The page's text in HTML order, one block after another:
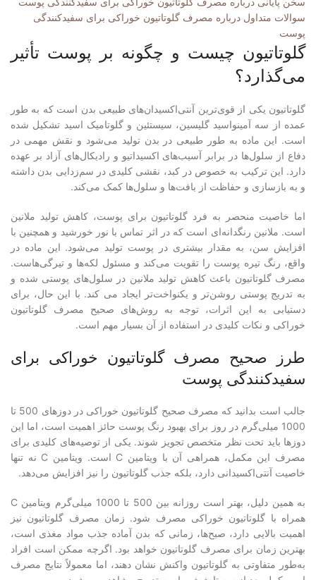
سوالات متداول درباره مصرف گلوتاتیون خوراکی برای سفیدکنندگی
پوست
گلوتاتیون چیست و چگونه بر پوست تأثیر
می‌گذارد؟
گلوتاتیون یکی از قوی‌ترین آنتی‌اکسیدان‌های طبیعی بدن است که به طور
عمده از سه آمینواسید گلیسین، سیستئین و گلوتامیک اسید تشکیل شده
است. این ماده به طور طبیعی در بدن تولید می‌شود و نقش مهمی در
دفاع از سلول‌ها در برابر آسیب‌های اکسیداتیو و رادیکال‌های آزاد بر عهده
دارد. این ترکیب به خصوص در کبد، نقشی کلیدی در سم‌زدایی بدن داشته
و به بازسازی و حفاظت از بافت‌ها و سلول‌ها کمک می‌کند.
اما خاصیت منحصر به فرد گلوتاتیون برای پوست، کاهش تولید ملانین
است. ملانین رنگدانه‌ای است که در اثر تماس با نور خورشید و همچنین با
افزایش سن، به مقدار بیشتری در پوست تولید می‌شود. این ماده در
واقع، رنگ تیره پوست را تقویت می‌کند و مسئول لکه‌ها و تیرگی‌هاست.
مصرف گلوتاتیون باعث کاهش تولید ملانین در سلول‌های پوستی شده و
به تدریج پوستی روشن‌تر و یکنواخت‌تر ایجاد می کند. با این حال، برای
دستیابی به این اثرات، توجه به روش‌های صحیح مصرف گلوتاتیون
خوراکی و نکات کلیدی در استفاده از آن بسیار مهم است.
طرز صحیح مصرف گلوتاتیون خوراکی برای
سفیدکنندگی پوست
جالب است بدانید که مصرف صحیح گلوتاتیون خوراکی در دوزهای 500 تا
1000 میلی‌گرم در روز برای بهبود رنگ پوست حائز اهمیت است، اما این
دوزها باید تحت نظر متخصص تجویز شوند. یکی از توصیه‌های کلیدی برای
مصرف این مکمل، همراهی آن با ویتامین C است. ویتامین C نه تنها
خاصیت آنتی‌اکسیدانی دارد، بلکه جذب گلوتاتیون را نیز افزایش می‌دهد.
به همین دلیل، بهتر است روزانه بین 500 تا 1000 میلی‌گرم ویتامین C
همراه با گلوتاتیون خوراکی مصرف شود. زمان مصرف گلوتاتیون نیز
اهمیت بالایی دارد، صبح‌ها، زمانی که بدن آماده جذب مواد مغذی است،
بهترین زمان برای مصرف گلوتاتیون خواهد بود. اگرچه ممکن است افراد
به‌طور متفاوتی به گلوتاتیون واکنش نشان دهند، اما معمولاً نتایج مصرف